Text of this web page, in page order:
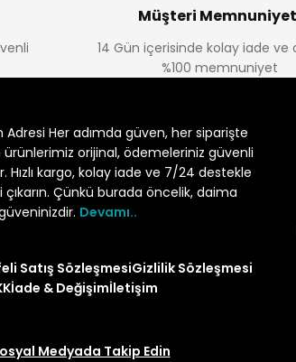
Müşteri
14 Gün içerisinde kolay iade ve
%100 memnuniyet
Adresi Her adımda güven, her siparişte
orijinal, ödemeleriniz güvenli
Hızlı kargo, kolay iade ve 7/24 destekle
çıkarın. Çünkü burada öncelik, daima
Devamı..
Satış SözleşmesiGizlilik Sözleşmesi
İade & Değişimİletişim
Medyada Takip Edin